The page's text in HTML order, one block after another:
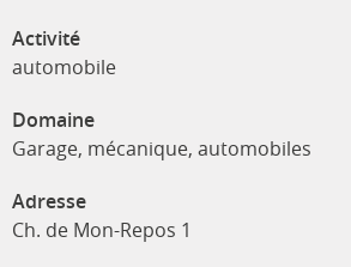
Activité
automobile
Domaine
Garage, mécanique, automobiles
Adresse
Ch. de Mon-Repos 1